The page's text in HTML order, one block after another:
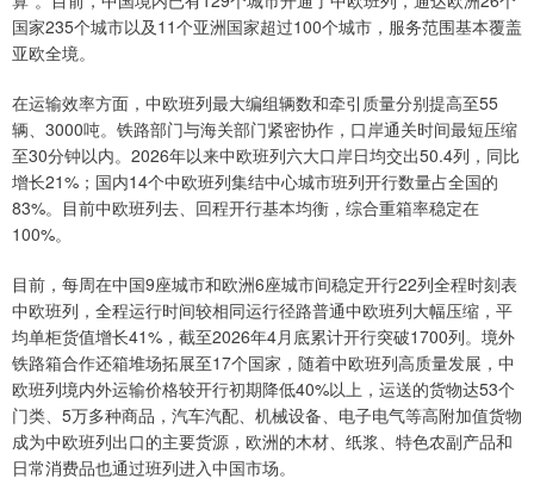
国家235个城市以及11个亚洲国家超过100个城市，服务范围基本覆盖
亚欧全境。
在运输效率方面，中欧班列最大编组辆数和牵引质量分别提高至55
辆、3000吨。铁路部门与海关部门紧密协作，口岸通关时间最短压缩
至30分钟以内。2026年以来中欧班列六大口岸日均交出50.4列，同比
增长21%；国内14个中欧班列集结中心城市班列开行数量占全国的
83%。目前中欧班列去、回程开行基本均衡，综合重箱率稳定在
100%。
目前，每周在中国9座城市和欧洲6座城市间稳定开行22列全程时刻表
中欧班列，全程运行时间较相同运行径路普通中欧班列大幅压缩，平
均单柜货值增长41%，截至2026年4月底累计开行突破1700列。境外
铁路箱合作还箱堆场拓展至17个国家，随着中欧班列高质量发展，中
欧班列境内外运输价格较开行初期降低40%以上，运送的货物达53个
门类、5万多种商品，汽车汽配、机械设备、电子电气等高附加值货物
成为中欧班列出口的主要货源，欧洲的木材、纸浆、特色农副产品和
日常消费品也通过班列进入中国市场。